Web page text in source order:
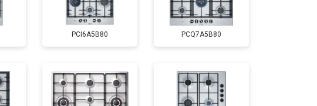
PCI6A5B80 PCQ7A5B80